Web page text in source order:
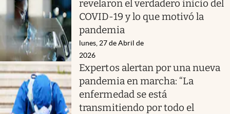
revelaron el verdadero inicio del
COVID-19 y lo que motivó la
pandemia
lunes, 27 de Abril de
2026
Expertos alertan por una nueva
pandemia en marcha: “La
enfermedad se está
transmitiendo por todo el